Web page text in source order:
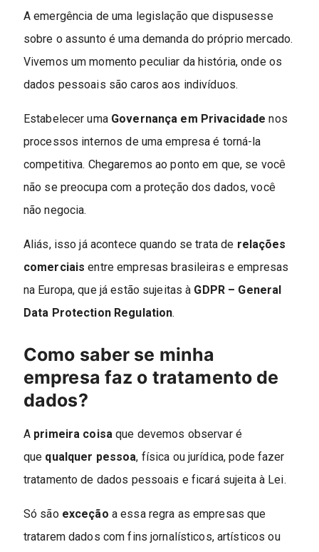
A emergência de uma legislação que dispusesse
sobre o assunto é uma demanda do próprio mercado.
Vivemos um momento peculiar da história, onde os
dados pessoais são caros aos indivíduos.
Estabelecer uma Governança em Privacidade nos
processos internos de uma empresa é torná-la
competitiva. Chegaremos ao ponto em que, se você
não se preocupa com a proteção dos dados, você
não negocia.
Aliás, isso já acontece quando se trata de relações
comerciais entre empresas brasileiras e empresas
na Europa, que já estão sujeitas à GDPR – General
Data Protection Regulation.
Como saber se minha
empresa faz o tratamento de
dados?
A primeira coisa que devemos observar é
que qualquer pessoa, física ou jurídica, pode fazer
tratamento de dados pessoais e ficará sujeita à Lei.
Só sãoexceção a essa regra as empresas que
tratarem dados com fins jornalísticos, artísticos ou